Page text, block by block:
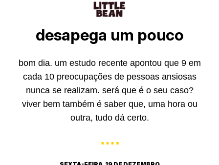
desapega um pouco
bom dia. um estudo recente apontou que 9 em
cada 10 preocupações de pessoas ansiosas
nunca se realizam. será que é o seu caso?
viver bem também é saber que, uma hora ou
outra, tudo dá certo.
….